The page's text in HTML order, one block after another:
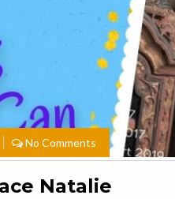
No Comments
Natalie